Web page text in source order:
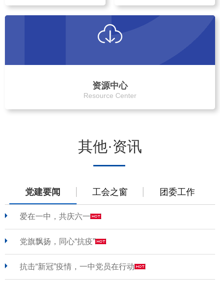
资源中心
Resource Center
其他·资讯
党建要闻 工会之窗 团委工作
爱在一中，共庆六一
党旗飘扬，同心“抗疫”
抗击“新冠”疫情，一中党员在行动